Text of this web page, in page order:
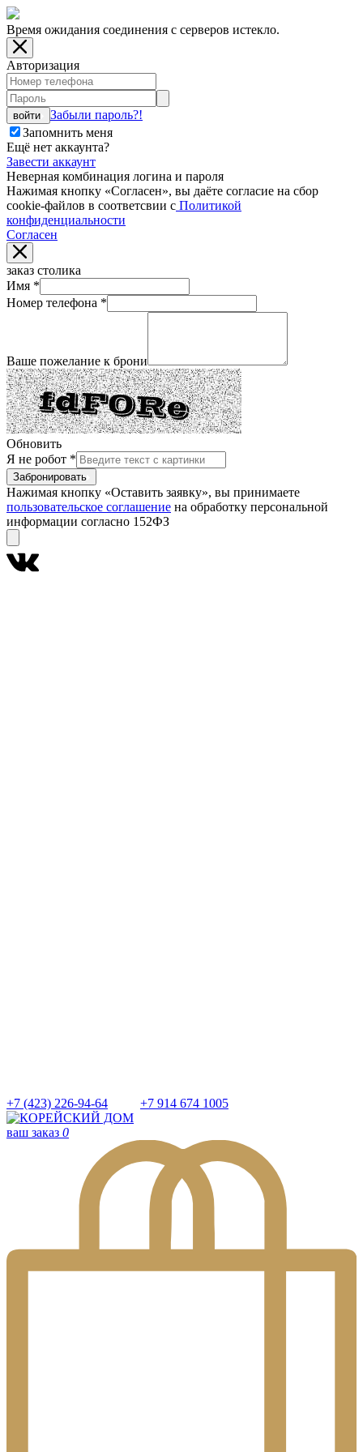
Время ожидания соединения с серверов истекло.
Авторизация
войти
Забыли пароль?!
Запомнить меня
Ещё нет аккаунта?
Завести аккаунт
Неверная комбинация логина и пароля
Нажимая кнопку «Согласен», вы даёте cогласие на сбор
cookie-файлов в соответсвии с Политикой
конфиденциальности
Согласен
заказ столика
Имя *
Номер телефона *
Ваше пожелание к брони
Обновить
Я не робот *
Забронировать
Нажимая кнопку «Оставить заявку», вы принимаете
пользовательское соглашение на обработку персональной
информации согласно 152ФЗ
+7 (423) 226-94-64 +7 914 674 1005
ваш заказ 0